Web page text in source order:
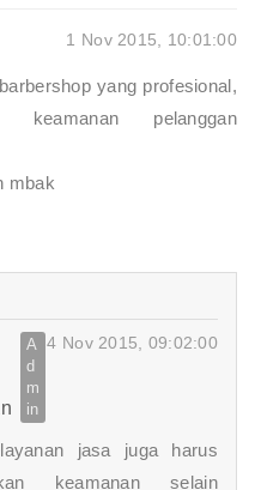
1 Nov 2015, 10:01:00
yang profesional,
keamanan pelanggan
mbak
4 Nov 2015, 09:02:00
jasa juga harus
keamanan selain